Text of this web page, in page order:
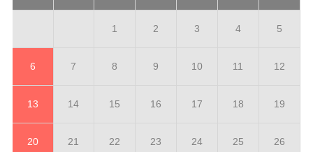
1 2 3 4 5
6 7 8 9 10 11 12
13 14 15 16 17 18 19
20 21 22 23 24 25 26